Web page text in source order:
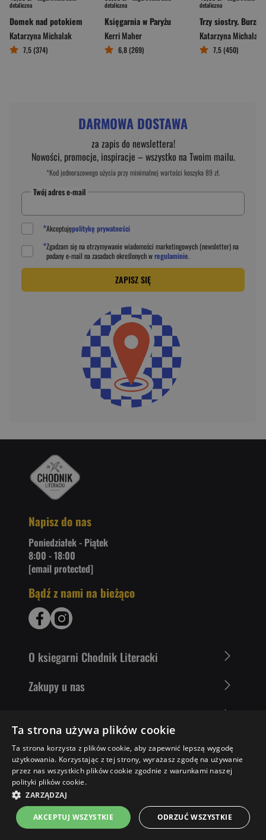
58,49 ZŁ
detaliczna
Domek nad potokiem
Katarzyna Michalak
7,5 (374)
detaliczna
Księgarnia w Paryżu
Kerri Maher
6,8 (269)
detaliczna
Trzy siostry. Burza
Katarzyna Michalak
7,5 (450)
DARMOWA DOSTAWA
za zapis do newslettera!
Nowości, promocje, inspiracje – wszystko na Twoim mailu.
*Kod jednorazowego użycia przy minimalnej wartości koszyka 89 zł.
Twój adres e-mail
*Akceptujępolitykę prywatności
*Zgadzam się na otrzymywanie wiadomości marketingowych (newsletter) na
podanye-mail na zasadach określonych wregulaminie.
ZAPISZ SIĘ
Napisz do nas
Poniedziałek - Piątek
8:00 - 18:00
[email protected]
Bądź z nami na bieżąco
O ksiegarni Chodnik Literacki
Zakupy u nas
Literaci polecają
Ta strona używa plików cookie
Ta strona korzysta z plików cookie, aby zapewnić lepszą wygodę
użytkowania. Korzystając z tej strony, wyrażasz zgodę na używanie
przez nas wszystkich plików cookie zgodnie z warunkami naszej
polityki plików cookie.
ZARZĄDZAJ
AKCEPTUJ WSZYSTKIE ODRZUĆ WSZYSTKIE